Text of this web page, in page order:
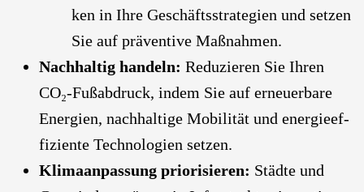
ken in Ihre Geschäfts­stra­te­gien und set­zen
Sie auf prä­ven­ti­ve Maß­nah­men.
Nach­hal­tig han­deln: Redu­zie­ren Sie Ihren
CO₂-Fuß­ab­druck, indem Sie auf erneu­er­ba­re
Ener­gien, nach­hal­ti­ge Mobi­li­tät und ener­gie­ef­
fi­zi­en­te Tech­no­lo­gien set­zen.
Kli­ma­an­pas­sung prio­ri­sie­ren: Städ­te und